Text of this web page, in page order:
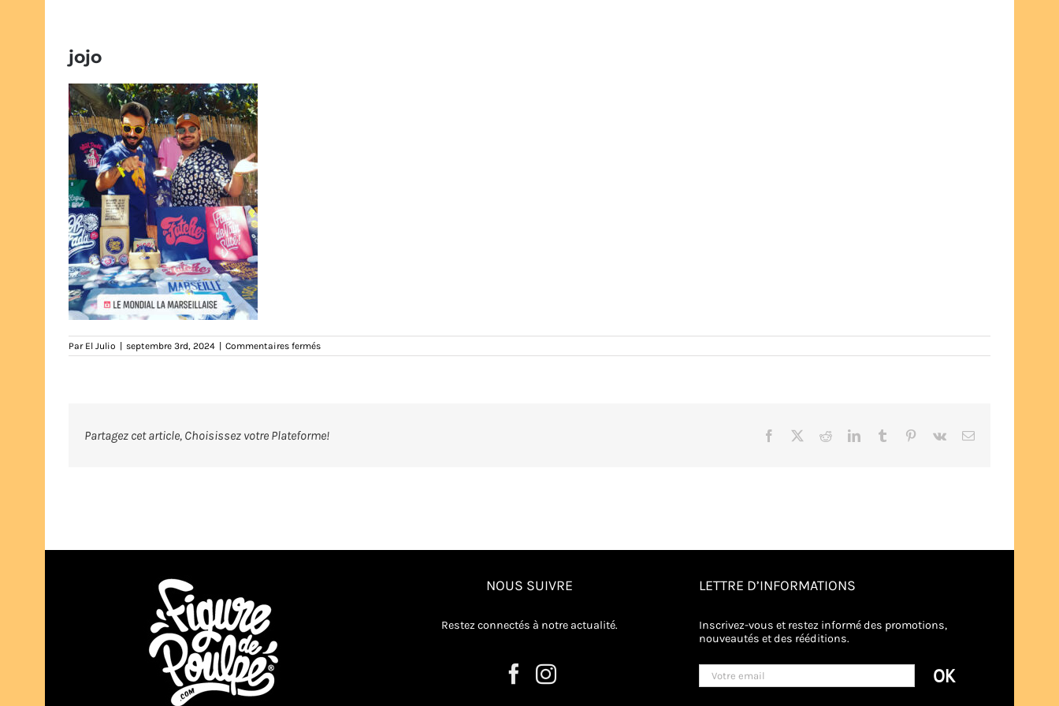
jojo
Par El Julio septembre 3rd, 2024 Commentaires ferméssur
jojo
Partagez cet article, Choisissez votre Plateforme! Facebook RedditLinkedInTumblr Pinterest
Vk Email
NOUS SUIVRE
Restez connectés à notre actualité.
LETTRE D’INFORMATIONS
Inscrivez-vous et restez informé des promotions,
nouveautés et des rééditions.